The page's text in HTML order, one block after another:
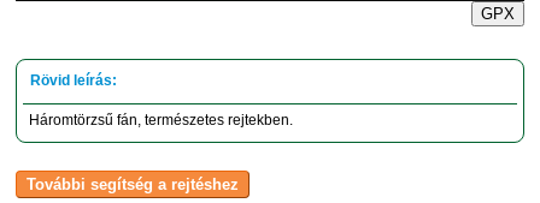
GPX
Háromtörzsű fán, természetes rejtekben.